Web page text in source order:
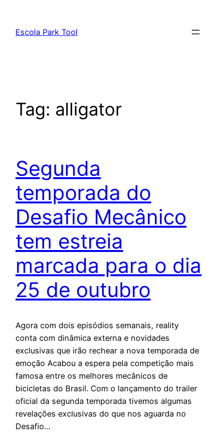
Escola Park Tool
Tag: alligator
Segunda
temporada do
Desafio Mecânico
tem estreia
marcada para o dia
25 de outubro
Agora com dois episódios semanais, reality
conta com dinâmica externa e novidades
exclusivas que irão rechear a nova temporada de
emoção Acabou a espera pela competição mais
famosa entre os melhores mecânicos de
bicicletas do Brasil. Com o lançamento do trailer
oficial da segunda temporada tivemos algumas
revelações exclusivas do que nos aguarda no
Desafio…